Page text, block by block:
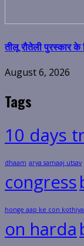
तीलू रौतेली पुरस्कार के
August 6, 2026
Tags
10 days
dhaam arya samaaj utsav
congress
honge aap ke con
on harda